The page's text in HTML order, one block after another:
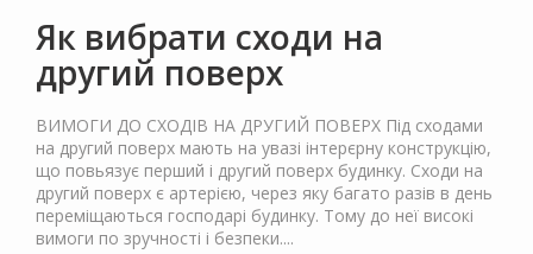
Як вибрати сходи на
другий поверх
ВИМОГИ ДО СХОДІВ НА ДРУГИЙ ПОВЕРХ Під сходами
на другий поверх мають на увазі інтерєрну конструкцію,
що повьязує перший і другий поверх будинку. Сходи на
другий поверх є артерією, через яку багато разів в день
переміщаються господарі будинку. Тому до неї високі
вимоги по зручності і безпеки....